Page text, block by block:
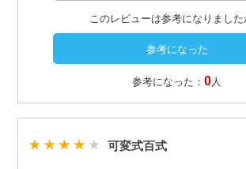
このレビューは参考になりました
参考になった：0 人
可変式百式